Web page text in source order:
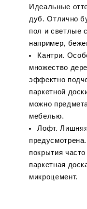
Идеальные
дуб. Отлично
пол и светлые
например,
Кантри.
множество
эффектно
паркетной
можно
мебелью.
Лофт.
покрытия
паркетная
микроцемент.